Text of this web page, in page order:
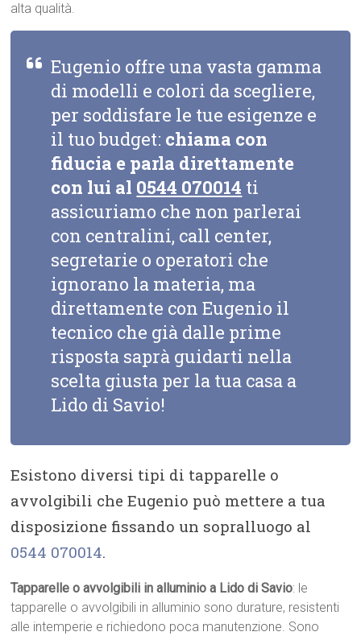
alta qualità.
Eugenio offre una vasta gamma
di modelli e colori da scegliere,
per soddisfare le tue esigenze e
il tuo budget: chiama con
fiducia e parla direttamente
con lui al 0544 070014 ti
assicuriamo che non parlerai
con centralini, call center,
segretarie o operatori che
ignorano la materia, ma
direttamente con Eugenio il
tecnico che già dalle prime
risposta saprà guidarti nella
scelta giusta per la tua casa a
Lido di Savio!
Esistono diversi tipi di tapparelle o
avvolgibili che Eugenio può mettere a tua
disposizione fissando un sopralluogo al
0544 070014.
Tapparelle o avvolgibili in alluminio a Lido di Savio: le
tapparelle o avvolgibili in alluminio sono durature, resistenti
alle intemperie e richiedono poca manutenzione. Sono